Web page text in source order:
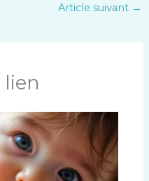
Article suivant →
lien